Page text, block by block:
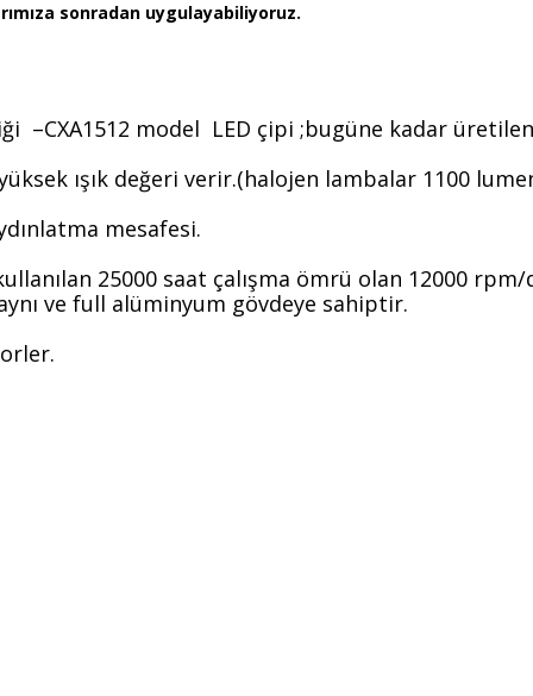
sonradan uygulayabiliyoruz.
–CXA1512 model LED çipi ;bugüne kadar
ışık değeri verir.(halojen lambalar 1100
mesafesi.
25000 saat çalışma ömrü olan 12000
ve full alüminyum gövdeye sahiptir.